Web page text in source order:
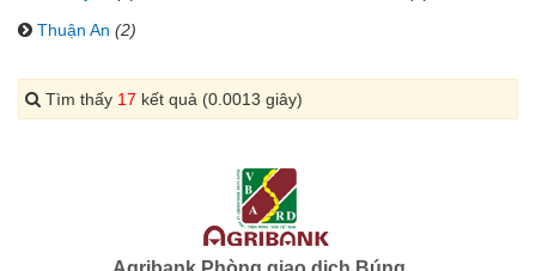
Thuận An (2)
Tìm thấy 17 kết quả (0.0013 giây)